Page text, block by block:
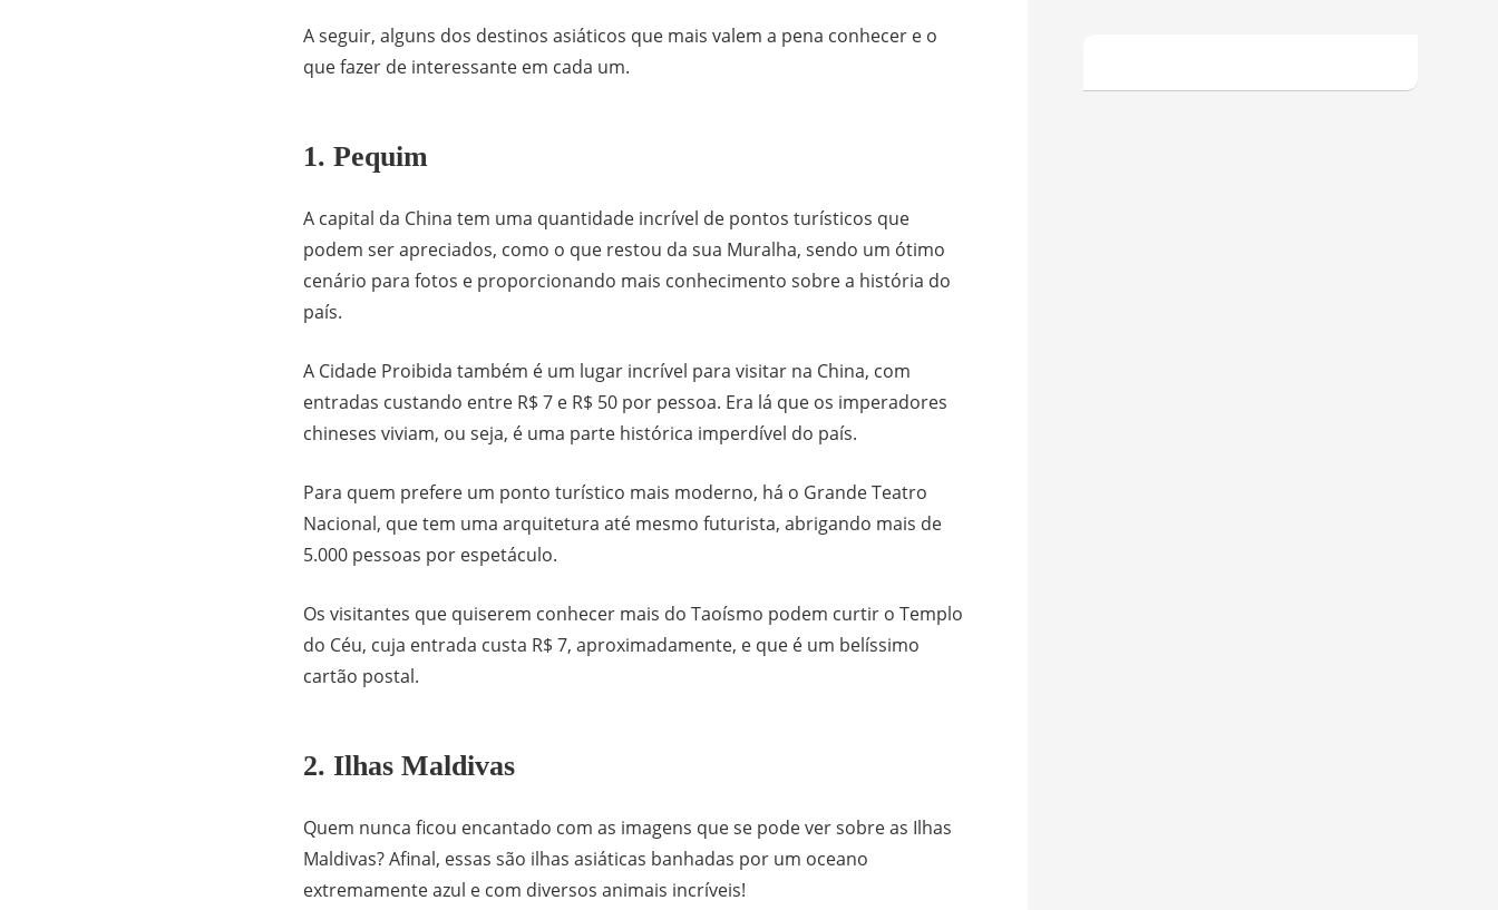
A seguir, alguns dos destinos asiáticos que mais valem a pena conhecer e o
que fazer de interessante em cada um.
1. Pequim
A capital da China tem uma quantidade incrível de pontos turísticos que
podem ser apreciados, como o que restou da sua Muralha, sendo um ótimo
cenário para fotos e proporcionando mais conhecimento sobre a história do
país.
A Cidade Proibida também é um lugar incrível para visitar na China, com
entradas custando entre R$ 7 e R$ 50 por pessoa. Era lá que os imperadores
chineses viviam, ou seja, é uma parte histórica imperdível do país.
Para quem prefere um ponto turístico mais moderno, há o Grande Teatro
Nacional, que tem uma arquitetura até mesmo futurista, abrigando mais de
5.000 pessoas por espetáculo.
Os visitantes que quiserem conhecer mais do Taoísmo podem curtir o Templo
do Céu, cuja entrada custa R$ 7, aproximadamente, e que é um belíssimo
cartão postal.
2. Ilhas Maldivas
Quem nunca ficou encantado com as imagens que se pode ver sobre as Ilhas
Maldivas? Afinal, essas são ilhas asiáticas banhadas por um oceano
extremamente azul e com diversos animais incríveis!